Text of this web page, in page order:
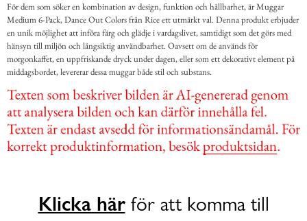
För dem som söker en kombination av design, funktion och hållbarhet, är Muggar
Medium 6-Pack, Dance Out Colors från Rice ett utmärkt val. Denna produkt erbjuder
en unik möjlighet att införa färg och glädje i vardagslivet, samtidigt som det görs med
hänsyn till miljön och långsiktig användbarhet. Oavsett om de används för
morgonkaffet, en uppfriskande dryck under dagen, eller som ett dekorativt element på
middagsbordet, levererar dessa muggar både stil och substans.
Klicka härför att komma till